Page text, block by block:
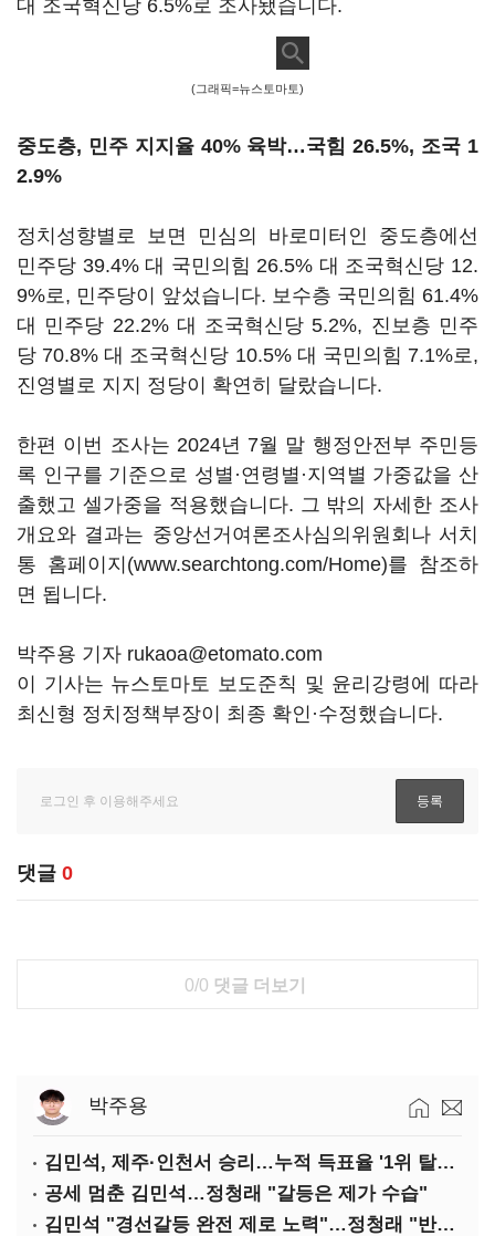
대 조국혁신당 6.5%로 조사됐습니다.
(그래픽=뉴스토마토)
중도층, 민주 지지율 40% 육박…국힘 26.5%, 조국 1
2.9%
정치성향별로 보면 민심의 바로미터인 중도층에선
민주당 39.4% 대 국민의힘 26.5% 대 조국혁신당 12.
9%로, 민주당이 앞섰습니다. 보수층 국민의힘 61.4%
대 민주당 22.2% 대 조국혁신당 5.2%, 진보층 민주
당 70.8% 대 조국혁신당 10.5% 대 국민의힘 7.1%로,
진영별로 지지 정당이 확연히 달랐습니다.
한편 이번 조사는 2024년 7월 말 행정안전부 주민등
록 인구를 기준으로 성별·연령별·지역별 가중값을 산
출했고 셀가중을 적용했습니다. 그 밖의 자세한 조사
개요와 결과는 중앙선거여론조사심의위원회나 서치
통 홈페이지(www.searchtong.com/Home)를 참조하
면 됩니다.
박주용 기자 rukaoa@etomato.com
이 기사는 뉴스토마토 보도준칙 및 윤리강령에 따라
최신형 정치정책부장이 최종 확인·수정했습니다.
댓글 0
0/0 댓글 더보기
박주용
김민석, 제주·인천서 승리…누적 득표율 '1위 탈환'(종합)
공세 멈춘 김민석…정청래 "갈등은 제가 수습"
김민석 "경선갈등 완전 제로 노력"…정청래 "반명 공세 사과부터"